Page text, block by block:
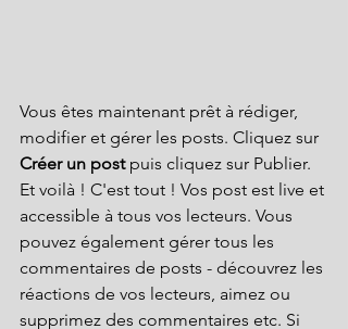
Vous êtes maintenant prêt à rédiger,
modifier et gérer les posts. Cliquez sur
Créer un post puis cliquez sur Publier.
Et voilà ! C'est tout ! Vos post est live et
accessible à tous vos lecteurs. Vous
pouvez également gérer tous les
commentaires de posts - découvrez les
réactions de vos lecteurs, aimez ou
supprimez des commentaires etc. Si